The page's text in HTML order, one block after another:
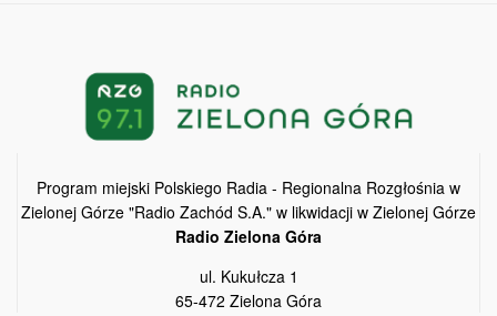
Program miejski Polskiego Radia - Regionalna Rozgłośnia w
Zielonej Górze "Radio Zachód S.A." w likwidacji w Zielonej Górze
Radio Zielona Góra
ul. Kukułcza 1
65-472 Zielona Góra